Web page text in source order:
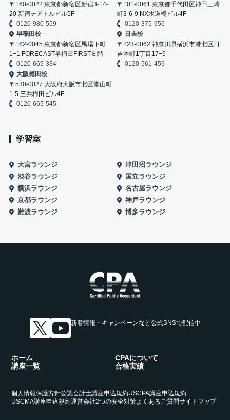
〒160-0022 東京都新宿区新宿3-14-
20 新宿テアトルビル5F
0120-980-559
〒101-0061 東京都千代田区神田三崎
町3-6-9 NX水道橋ビル4F
0120-375-956
早稲田校
〒162-0045 東京都新宿区馬場下町
1−1 FORECAST早稲田FIRST８階
0120-669-334
日吉校
〒223-0062 神奈川県横浜市港北区日
吉本町1丁目17−5
0120-561-459
大阪梅田校
〒530-0027 大阪府大阪市北区堂山町
1-5 三共梅田ビル4F
0120-665-545
学習室
大宮ラウンジ
津田沼ラウンジ
渋谷ラウンジ
国立ラウンジ
横浜ラウンジ
名古屋ラウンジ
京都ラウンジ
神戸ラウンジ
難波ラウンジ
博多ラウンジ
新着情報・キャンペーンなど公式SNSで配信中
ホーム
CPAについて
講座一覧
合格実績
個人情報保護方針公認会計士講座申込規約USCPA講座申込規約
USCMA講座申込規約運営会社2つの安全対策よくあるご質問サイトマップ